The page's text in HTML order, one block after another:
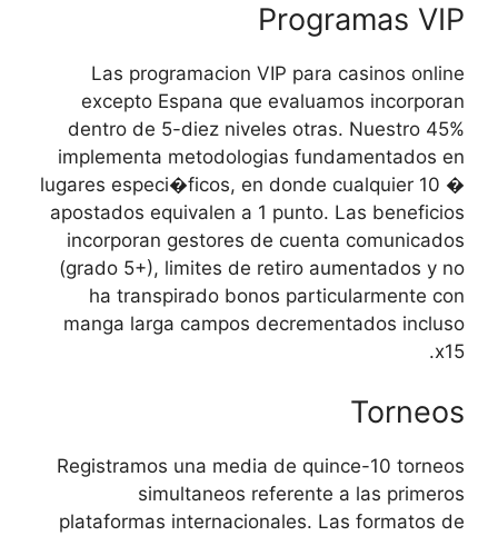
Programas VIP
Las programacion VIP para casinos online
excepto Espana que evaluamos incorporan
dentro de 5-diez niveles otras. Nuestro 45%
implementa metodologias fundamentados en
lugares especi�ficos, en donde cualquier 10 �
apostados equivalen a 1 punto. Las beneficios
incorporan gestores de cuenta comunicados
(grado 5+), limites de retiro aumentados y no
ha transpirado bonos particularmente con
manga larga campos decrementados incluso
x15.
Torneos
Registramos una media de quince-10 torneos
simultaneos referente a las primeros
plataformas internacionales. Las formatos de